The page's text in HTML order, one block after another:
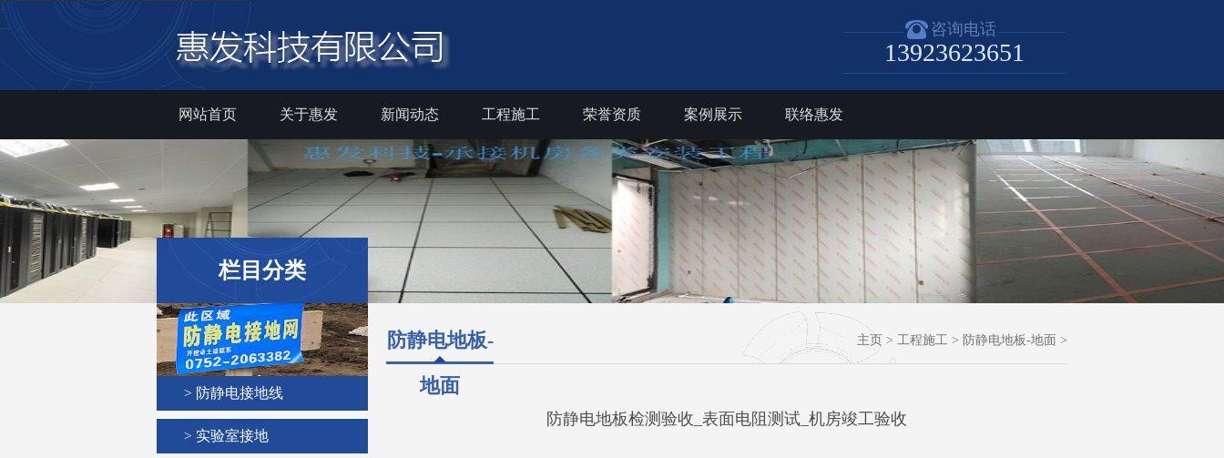
咨询电话
13923623651
网站首页 关于惠发 新闻动态 工程施工 荣誉资质 案例展示 联络惠发
栏目分类
> 防静电接地线
> 实验室接地
防静电地板-
地面
主页 > 工程施工 > 防静电地板-地面 >
防静电地板检测验收_表面电阻测试_机房竣工验收